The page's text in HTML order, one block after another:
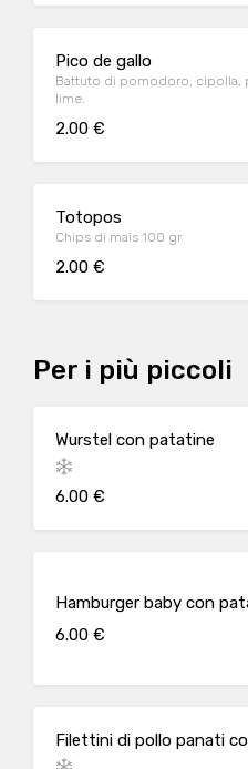
Pico de gallo
Battuto di pomodoro, cipolla,
lime.
2.00 €
Totopos
Chips di mais 100 gr
2.00 €
Per i più piccoli
Wurstel con patatine
6.00 €
Hamburger baby con
6.00 €
Filettini di pollo panati